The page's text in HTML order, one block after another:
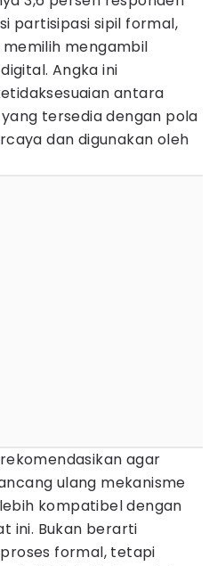
partisipasi sipil formal,
mengambil
Angka ini
antara
tersedia dengan pola
dan digunakan oleh
agar
ulang mekanisme
kompatibel dengan
ini. Bukan berarti
formal, tetapi